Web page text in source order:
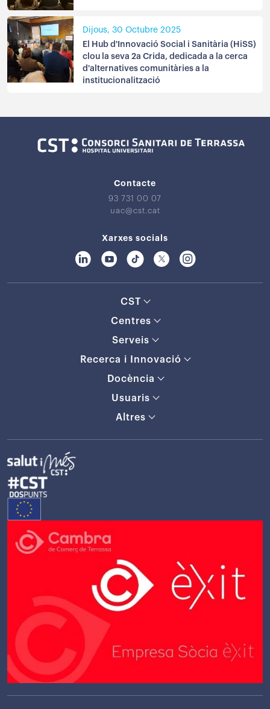
Dijous, 30 Octubre 2025
El Hub d'Innovació Social i Sanitària (HiSS)
clou la seva 2a Crida, dedicada a la cerca
d'alternatives comunitàries a la
institucionalització
Contacte
93 731 00 07
uac@cst.cat
Xarxes socials
CST
Centres
Serveis
Recerca i Innovació
Docència
Usuaris
Altres